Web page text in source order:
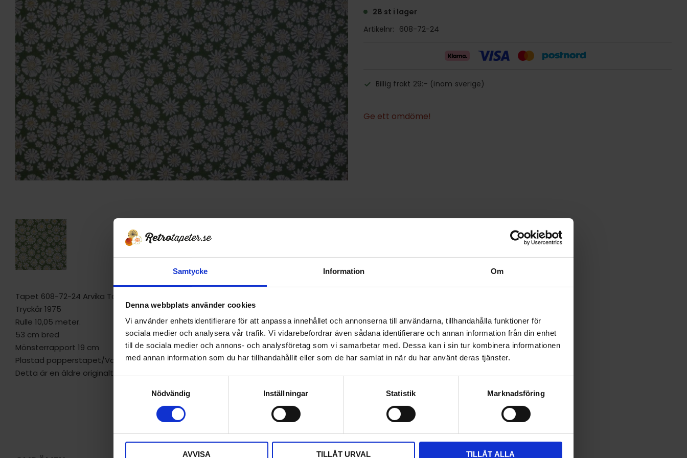
Samtycke Information Om
Denna webbplats använder cookies
Vi använder enhetsidentifierare för att anpassa innehållet och annonserna till användarna, tillhandahålla funktioner för
sociala medier och analysera vår trafik. Vi vidarebefordrar även sådana identifierare och annan information från din enhet
till de sociala medier och annons- och analysföretag som vi samarbetar med. Dessa kan i sin tur kombinera informationen
med annan information som du har tillhandahållit eller som de har samlat in när du har använt deras tjänster.
Nödvändig Inställningar Statistik Marknadsföring
AVVISA TILLÅT URVAL TILLÅT ALLA
28 st i lager
Artikelnr
608-72-24
Ge ett omdöme!
Billig frakt 29:- (inom sverige)
Tapet 608-72-24 Arvika Tapet AB
Tryckår 1975
Rulle 10,05 meter.
53 cm bred
Mönsterrapport 19 cm
Plastad papperstapet/Vattenfast
Detta är en äldre originaltapet
c
e
b
i
t
t
n
k
e
n
t